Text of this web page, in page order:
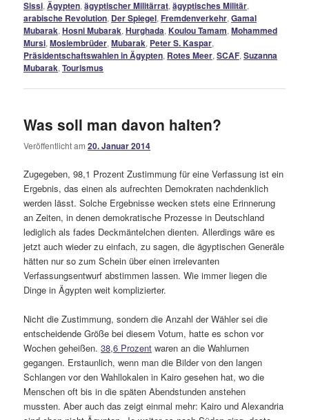
Sissi,Ägypten,ägyptischer Militärrat,ägyptisches Militär,
arabische Revolution, Der Spiegel,Fremdenverkehr,Gamal
Mubarak,Hosni Mubarak,Hurghada,Koulou Tamam,Mohammed
Mursi,Moslembrüder,Mubarak, Peter S. Kaspar,
Präsidentschaftswahlen in Ägypten, Rotes Meer,SCAF,Suzanna
Mubarak,Tourismus
Was soll man davon halten?
Veröffentlicht am20. Januar 2014
Zugegeben, 98,1 Prozent Zustimmung für eine Verfassung ist ein
Ergebnis, das einen als aufrechten Demokraten nachdenklich
werden lässt. Solche Ergebnisse wecken stets eine Erinnerung
an Zeiten, in denen demokratische Prozesse in Deutschland
lediglich als fades Deckmäntelchen dienten. Allerdings wäre es
jetzt auch wieder zu einfach, zu sagen, die ägyptischen Generäle
hätten nur so zum Schein über einen irrelevanten
Verfassungsentwurf abstimmen lassen. Wie immer liegen die
Dinge in Ägypten weit komplizierter.
Nicht die Zustimmung, sondern die Anzahl der Wähler sei die
entscheidende Größe bei diesem Votum, hatte es schon vor
Wochen geheißen.38,6 Prozent waren an die Wahlurnen
gegangen. Erstaunlich, wenn man die Bilder von den langen
Schlangen vor den Wahllokalen in Kairo gesehen hat, wo die
Menschen oft bis in die späten Abendstunden anstehen
mussten. Aber auch das zeigt einmal mehr: Kairo und Alexandria